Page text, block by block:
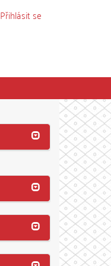
Přihlásit se